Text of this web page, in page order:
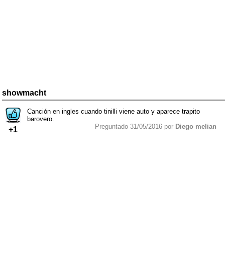
showmacht
+1
Canción en ingles cuando tinilli viene auto y aparece trapito
barovero.
Preguntado 31/05/2016 por Diego melian